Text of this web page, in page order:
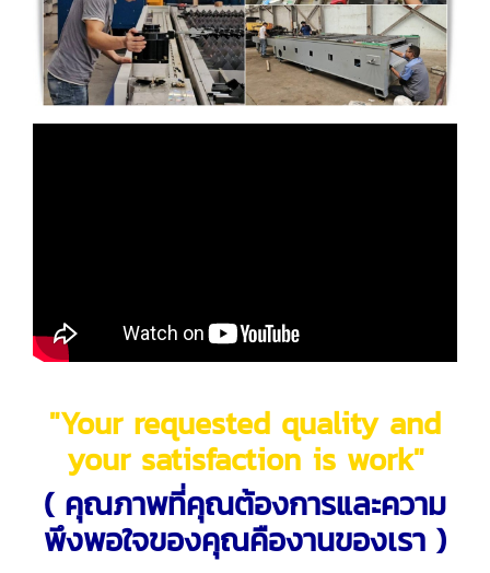
"Your requested quality and
your satisfaction is work"
( คุณภาพที่คุณต้องการและความ
พึงพอใจของคุณคืองานของเรา )